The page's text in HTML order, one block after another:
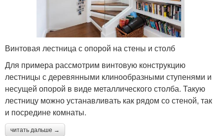
Винтовая лестница с опорой на стены и столб
Для примера рассмотрим винтовую конструкцию
лестницы с деревянными клинообразными ступенями и
несущей опорой в виде металлического столба. Такую
лестницу можно устанавливать как рядом со стеной, так
и посредине комнаты.
читать дальше →